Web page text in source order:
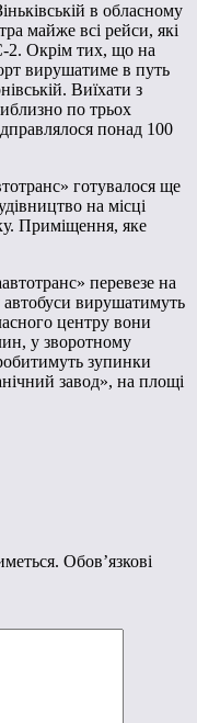
в обласному
майже всі рейси, які
2. Окрім тих, що на
вирушатиме в путь
Виїхати з
по трьох
понад 100
готувалося ще
на місці
Приміщення, яке
перевезе на
автобуси вирушатимуть
центру вони
у зворотному
зупинки
завод», на площі
Обов’язкові